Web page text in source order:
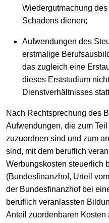
Wiedergutmachung
Schadens dienen;
Aufwendungen des
erstmalige
das zugleich eine
dieses Erststudium
Dienstverhältnisses
Nach Rechtsprechung des
Aufwendungen, die zum
zuzuordnen sind und zum
sind, mit dem beruflich
Werbungskosten steuerlich
(Bundesfinanzhof, Urteil
der Bundesfinanzhof bei
beruflich veranlassten
Anteil zuordenbaren